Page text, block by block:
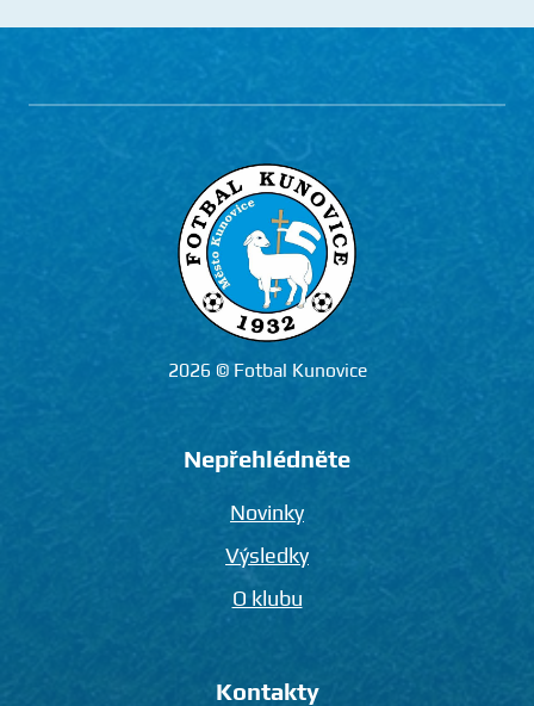
2026 © Fotbal Kunovice
Nepřehlédněte
Novinky
Výsledky
O klubu
Kontakty